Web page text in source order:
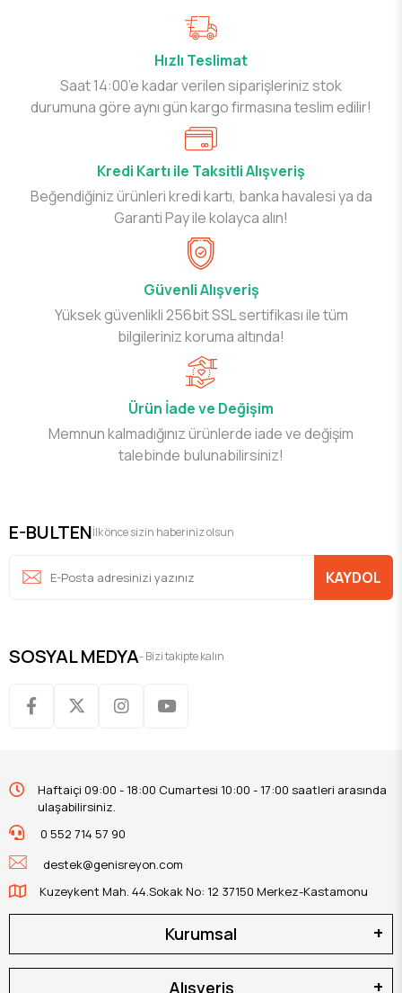
Hızlı Teslimat
Saat 14:00’e kadar verilen siparişleriniz stok
durumuna göre aynı gün kargo firmasına teslim edilir!
Kredi Kartı ile Taksitli Alışveriş
Beğendiğiniz ürünleri kredi kartı, banka havalesi ya da
Garanti Pay ile kolayca alın!
Güvenli Alışveriş
Yüksek güvenlikli 256bit SSL sertifikası ile tüm
bilgileriniz koruma altında!
Ürün İade ve Değişim
Memnun kalmadığınız ürünlerde iade ve değişim
talebinde bulunabilirsiniz!
E-BULTENİlk önce sizin haberiniz olsun
KAYDOL
SOSYAL MEDYA- Bizi takipte kalın
Haftaiçi 09:00 - 18:00 Cumartesi 10:00 - 17:00 saatleri arasında
ulaşabilirsiniz.
0 552 714 57 90
destek@genisreyon.com
Kuzeykent Mah. 44.Sokak No: 12 37150 Merkez-Kastamonu
Kurumsal
Alışveriş